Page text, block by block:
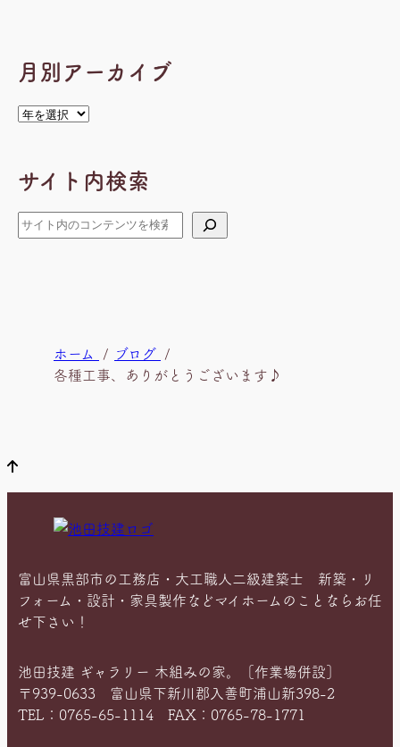
月別アーカイブ
ア
イ
ブ
サイト内検索
検
索
ホーム
ブログ
各種工事、ありがとうございます♪
富山県黒部市の工務店・大工職人二級建築士 新築・リ
フォーム・設計・家具製作などマイホームのことならお任
せ下さい！
池田技建 ギャラリー 木組みの家。［作業場併設］
〒939-0633 富山県下新川郡入善町浦山新398-2
TEL：0765-65-1114 FAX：0765-78-1771